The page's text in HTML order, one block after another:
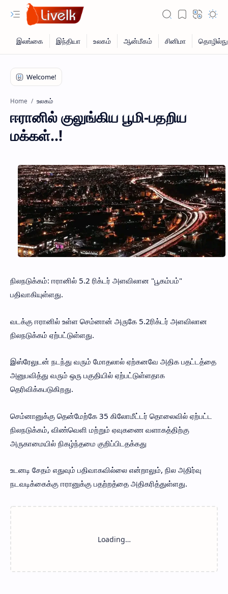
Home உலகம்
ஈரானில் குலுங்கிய பூமி-பதறிய
மக்கள்..!
நிலநடுக்கம்: ஈரானில் 5.2 ரிக்டர் அளவிலான "பூகம்பம்"
பதிவாகியுள்ளது.
வடக்கு ஈரானில் உள்ள செம்னான் அருகே 5.2ரிக்டர் அளவிலான
நிலநடுக்கம் ஏற்பட்டுள்ளது.
இஸ்ரேலுடன் நடந்து வரும் மோதலால் ஏற்கனவே அதிக பதட்டத்தை
அனுபவித்து வரும் ஒரு பகுதியில் ஏற்பட்டுள்ளதாக
தெரிவிக்கபடுகிறது.
செம்னானுக்கு தென்மேற்கே 35 கிலோமீட்டர் தொலைவில் ஏற்பட்ட
நிலநடுக்கம், விண்வெளி மற்றும் ஏவுகணை வளாகத்திற்கு
அருகாமையில் நிகழ்ந்தமை குறிப்பிடதக்கது
உடனடி சேதம் எதுவும் பதிவாகவில்லை என்றாலும், நில அதிர்வு
நடவடிக்கைக்கு ஈரானுக்கு பதற்றத்தை அதிகரித்துள்ளது.